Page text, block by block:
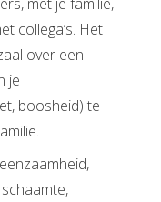
collega’s. Het
over een
je
boosheid) te